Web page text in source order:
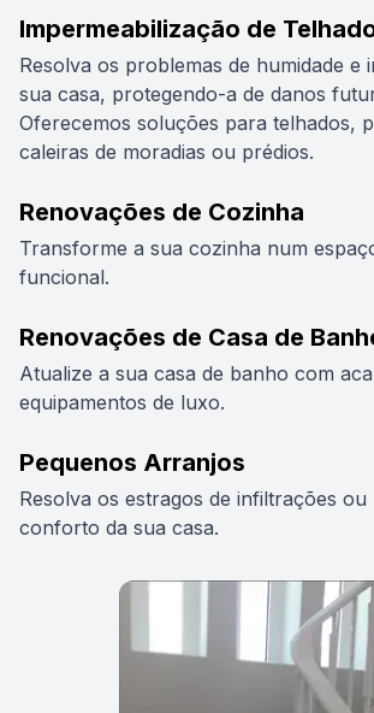
Impermeabilização de
Resolva os problemas de humidade e
sua casa, protegendo-a de danos
Oferecemos soluções para telhados,
caleiras de moradias ou prédios.
Renovações de Cozinha
Transforme a sua cozinha num
funcional.
Renovações de Casa de
Atualize a sua casa de banho com
equipamentos de luxo.
Pequenos Arranjos
Resolva os estragos de infiltrações
conforto da sua casa.